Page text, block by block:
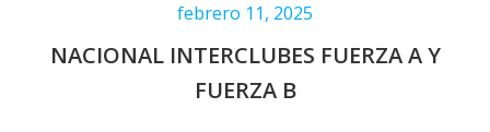
febrero 11, 2025
NACIONAL INTERCLUBES FUERZA A Y
FUERZA B